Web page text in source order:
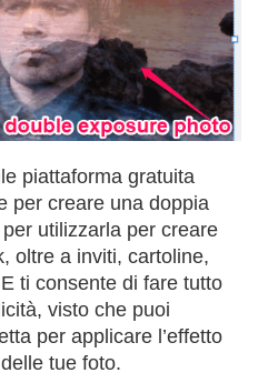
piattaforma gratuita
per creare una doppia
utilizzarla per creare
oltre a inviti, cartoline,
ti consente di fare tutto
visto che puoi
per applicare l’effetto
tue foto.